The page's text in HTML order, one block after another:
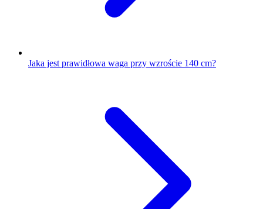
Jaka jest prawidłowa waga przy wzroście 140 cm?